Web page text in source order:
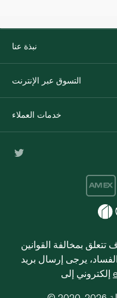
نبذة عنا
التسوق عبر الإنترنت
خدمات العملاء
بمخالفة القوانين
الفساد، يرجى إرسال بريد